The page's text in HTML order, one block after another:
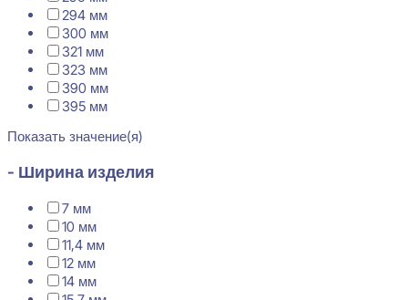
294 мм
300 мм
321 мм
323 мм
390 мм
395 мм
Показать значение(я)
- Ширина изделия
7 мм
10 мм
11,4 мм
12 мм
14 мм